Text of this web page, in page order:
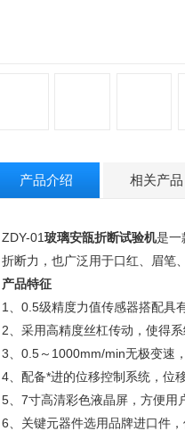
产品介绍 相关产品
ZDY-01玻璃安瓿折断试验机是一
折断力，也广泛用于口红、眉笔
产品特征
1、0.5级精度力值传感器搭配具
2、采用高精度丝杠传动，使得
3、0.5～1000mm/min无极变速
4、配备*进的位移控制系统，位
5、7寸高清彩色液晶屏，方便用
6、关键元器件选用品牌进口件